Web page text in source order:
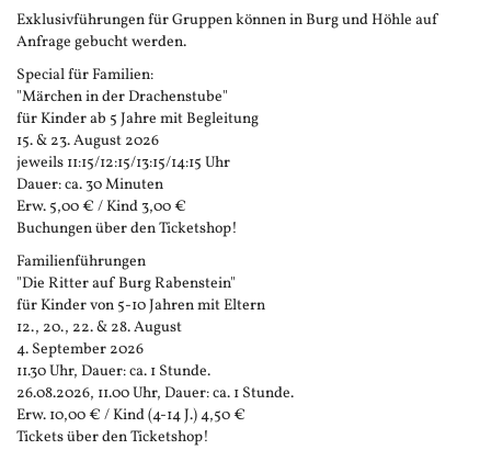
Exklusivführungen für Gruppen können in Burg und Höhle auf
Anfrage gebucht werden.
Special für Familien:
"Märchen in der Drachenstube"
für Kinder ab 5 Jahre mit Begleitung
15. & 23. August 2026
jeweils 11:15/12:15/13:15/14:15 Uhr
Dauer: ca. 30 Minuten
Erw. 5,00 € / Kind 3,00 €
Buchungen über den Ticketshop!
Familienführungen
"Die Ritter auf Burg Rabenstein"
für Kinder von 5-10 Jahren mit Eltern
12., 20., 22. & 28. August
4. September 2026
11.30 Uhr, Dauer: ca. 1 Stunde.
26.08.2026, 11.00 Uhr, Dauer: ca. 1 Stunde.
Erw. 10,00 € / Kind (4-14 J.) 4,50 €
Tickets über den Ticketshop!